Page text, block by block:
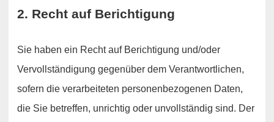
2. Recht auf Berichtigung
Sie haben ein Recht auf Berichtigung und/oder
Vervollständigung gegenüber dem Verantwortlichen,
sofern die verarbeiteten personenbezogenen Daten,
die Sie betreffen, unrichtig oder unvollständig sind. Der